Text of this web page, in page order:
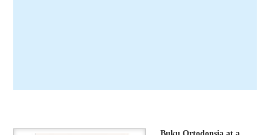
Buku Ortodonsia at a